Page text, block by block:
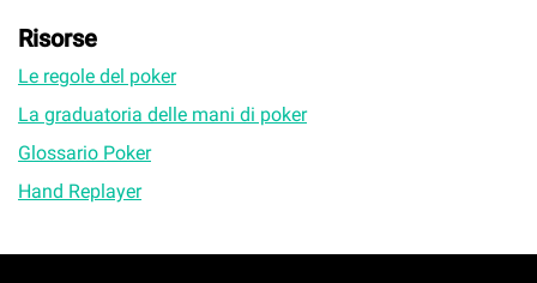
Risorse
Le regole del poker
La graduatoria delle mani di poker
Glossario Poker
Hand Replayer